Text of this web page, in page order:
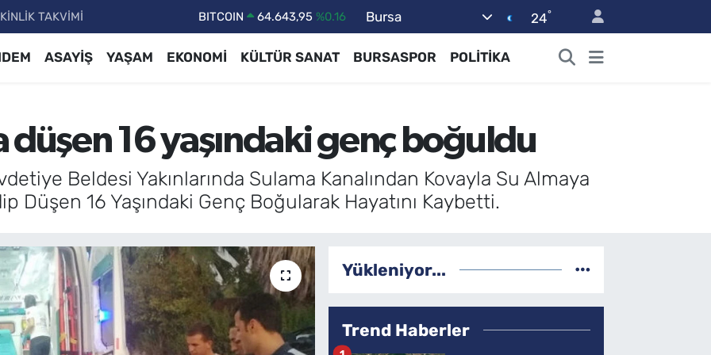
TAKVİMİ DOLAR 47,6704 %0
BİST100
13.799
%70
BITCOIN
%0.16
Bursa 24°
ASAYİŞ YAŞAM EKONOMİ KÜLTÜR SANAT BURSASPOR POLİTİKA
düşen 16 yaşındaki genç boğuldu
Beldesi Yakınlarında Sulama Kanalından Kovayla Su Almaya
Düşen 16 Yaşındaki Genç Boğularak Hayatını Kaybetti.
Yükleniyor...
Trend Haberler